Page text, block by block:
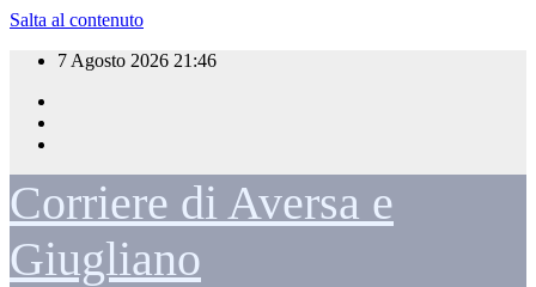
Salta al contenuto
7 Agosto 2026 21:46
Corriere di Aversa e
Giugliano